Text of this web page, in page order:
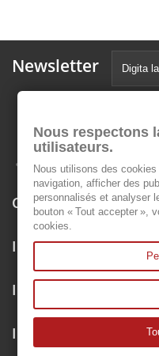
Newsletter
Categorie
Informazioni
Il mio account
Informazioni negozio
Nous respectons
utilisateurs.
Nous utilisons des
navigation, afficher des
personnalisés et analyser
bouton « Tout accepter »,
cookies.